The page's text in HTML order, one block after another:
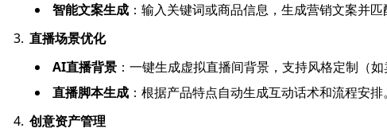
智能文案生成：输入关键词或商品信息，生成营销文案并匹
直播场景优化
AI直播背景：一键生成虚拟直播间背景，支持风格定制（如
直播脚本生成：根据产品特点自动生成互动话术和流程安排。
创意资产管理